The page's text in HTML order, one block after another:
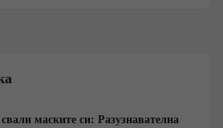
на язовир
локален симптом на глобален
вода до 2040 година показват, че
маските си: Разузнавателна